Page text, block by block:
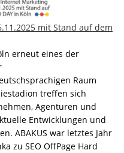
mit Stand auf dem
erneut eines der
Raum
treffen sich
Agenturen und
Entwicklungen und
ABAKUS war letztes Jahr
zu SEO OffPage Hard